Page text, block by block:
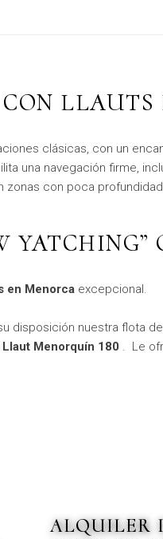
LLAUTS
clásicas, con un
una navegación firme,
con poca profundidad.
en Menorca excepcional.
disposición nuestra flota
Llaut Menorquín 180
. Le
ALQUILER